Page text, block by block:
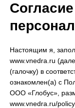
Настоящим я,
www.vnedra.ru
(галочку) в
ознакомлен(а) с
ООО «Глобус»,
www.vnedra.ru/